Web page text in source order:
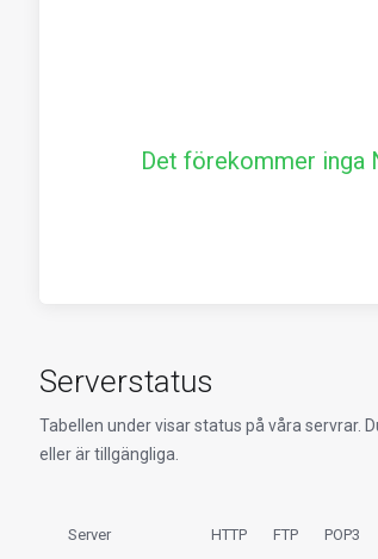
Det förekommer inga
Serverstatus
Tabellen under visar status på våra servrar.
eller är tillgängliga.
Server HTTP FTP POP3